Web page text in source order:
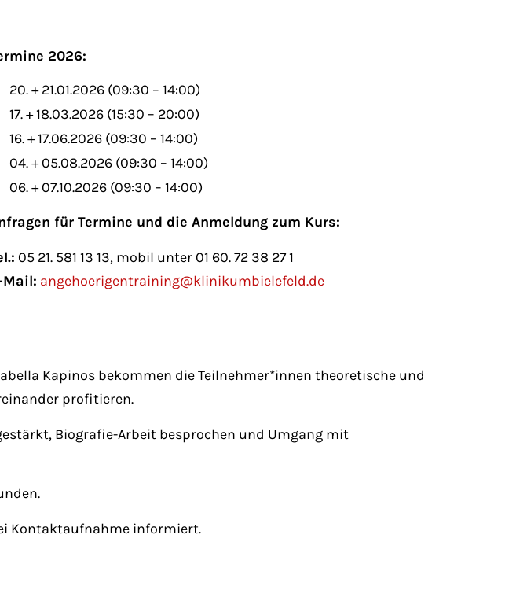
2026:
20. + 21.01.2026 (09:30 – 14:00)
17. + 18.03.2026 (15:30 – 20:00)
16. + 17.06.2026 (09:30 – 14:00)
04. + 05.08.2026 (09:30 – 14:00)
06. + 07.10.2026 (09:30 – 14:00)
für Termine und die Anmeldung zum Kurs:
05 21. 581 13 13, mobil unter 01 60. 72 38 27 1
Mail: angehoerigentraining@klinikumbielefeld.de
Kapinos bekommen die Teilnehmer*innen theoretische und
profitieren.
Biografie-Arbeit besprochen und Umgang mit
Kontaktaufnahme informiert.